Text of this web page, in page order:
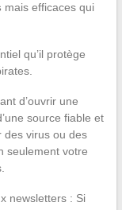
mais efficaces qui
qu’il protège
d’ouvrir une
source fiable et
des virus ou des
seulement votre
newsletters : Si